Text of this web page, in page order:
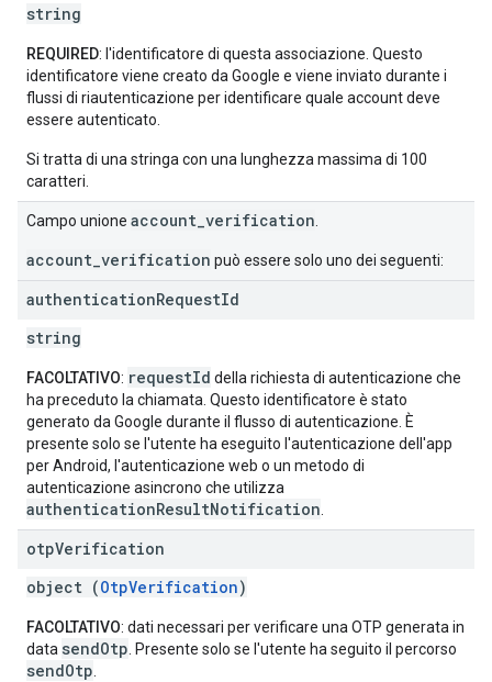
string
REQUIRED: l'identificatore di questa associazione. Questo
identificatore viene creato da Google e viene inviato durante i
flussi di riautenticazione per identificare quale account deve
essere autenticato.
Si tratta di una stringa con una lunghezza massima di 100
caratteri.
Campo unione account_verification
account_verification può essere solo uno dei seguenti:
authenticationRequestId
string
FACOLTATIVO: requestId della richiesta di autenticazione che
ha preceduto la chiamata. Questo identificatore è stato
generato da Google durante il flusso di autenticazione. È
presente solo se l'utente ha eseguito l'autenticazione dell'app
per Android, l'autenticazione web o un metodo di
autenticazione asincrono che utilizza
authenticationResultNotification
otpVerification
object (OtpVerification)
FACOLTATIVO: dati necessari per verificare una OTP generata in
data sendOtp . Presente solo se l'utente ha seguito il percorso
sendOtp